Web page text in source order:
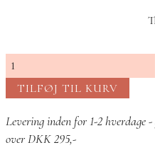
Ohana
vedhæng
antal
TILFØJ TIL KURV
Levering inden for 1-2 hverdage
over DKK 295,-